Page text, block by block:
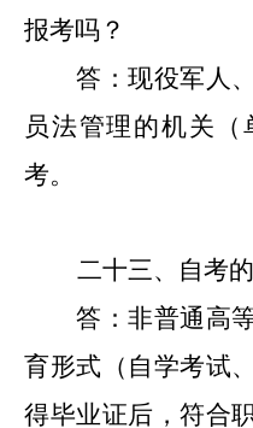
报考吗？
答：现役军人
员法管理的机关
考。
二十三、自考
答：非普通高
育形式（自学考试
得毕业证后，符合